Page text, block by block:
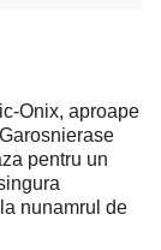
Onix, aproape
pentru un
nunamrul de